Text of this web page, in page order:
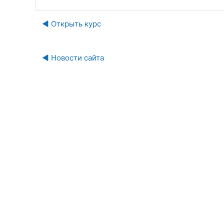
◀︎ Открыть курс
◀︎ Новости сайта